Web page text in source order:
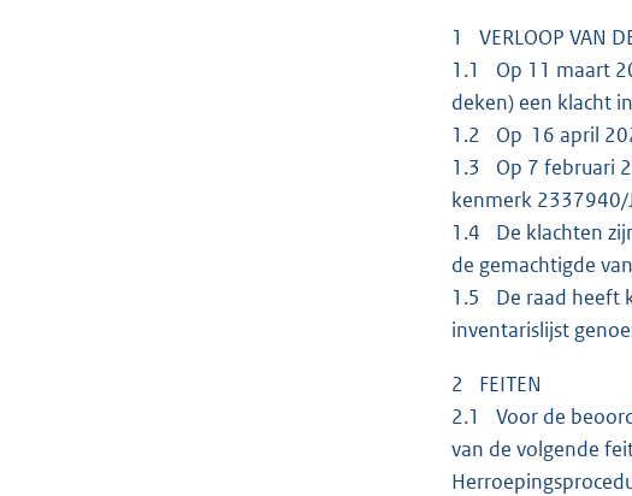
1 VERLOOP VAN
1.1 Op 11 maart
deken) een klacht
1.2 Op 16 april
1.3 Op 7 februari
kenmerk 2337940/
1.4 De klachten
de gemachtigde
1.5 De raad heeft
inventarislijst
2 FEITEN
2.1 Voor de
van de volgende